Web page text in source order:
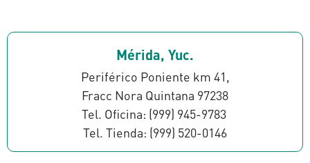
Mérida, Yuc.
Periférico Poniente km 41,
Fracc Nora Quintana 97238
Tel. Oficina: (999) 945-9783
Tel. Tienda: (999) 520-0146